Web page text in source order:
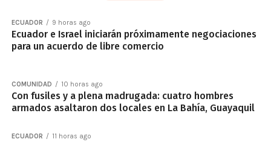
ECUADOR 9 horas ago
Ecuador e Israel iniciarán próximamente negociaciones
para un acuerdo de libre comercio
COMUNIDAD 10 horas ago
Con fusiles y a plena madrugada: cuatro hombres
armados asaltaron dos locales en La Bahía, Guayaquil
ECUADOR 11 horas ago